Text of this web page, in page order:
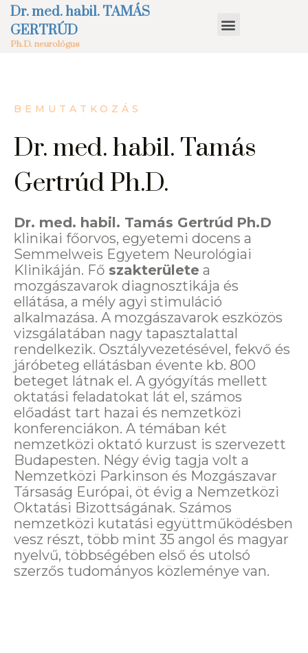
Dr. med. habil. TAMÁS
GERTRÚD
Ph.D. neurológus
BEMUTATKOZÁS
Dr. med. habil. Tamás
Gertrúd Ph.D.
Dr. med. habil. Tamás Gertrúd Ph.D
klinikai főorvos, egyetemi docens a
Semmelweis Egyetem Neurológiai
Klinikáján. Fő szakterülete a
mozgászavarok diagnosztikája és
ellátása, a mély agyi stimuláció
alkalmazása. A mozgászavarok eszközös
vizsgálatában nagy tapasztalattal
rendelkezik. Osztályvezetésével, fekvő és
járóbeteg ellátásban évente kb. 800
beteget látnak el. A gyógyítás mellett
oktatási feladatokat lát el, számos
előadást tart hazai és nemzetközi
konferenciákon. A témában két
nemzetközi oktató kurzust is szervezett
Budapesten. Négy évig tagja volt a
Nemzetközi Parkinson és Mozgászavar
Társaság Európai, öt évig a Nemzetközi
Oktatási Bizottságának. Számos
nemzetközi kutatási együttműködésben
vesz részt, több mint 35 angol és magyar
nyelvű, többségében első és utolsó
szerzős tudományos közleménye van.